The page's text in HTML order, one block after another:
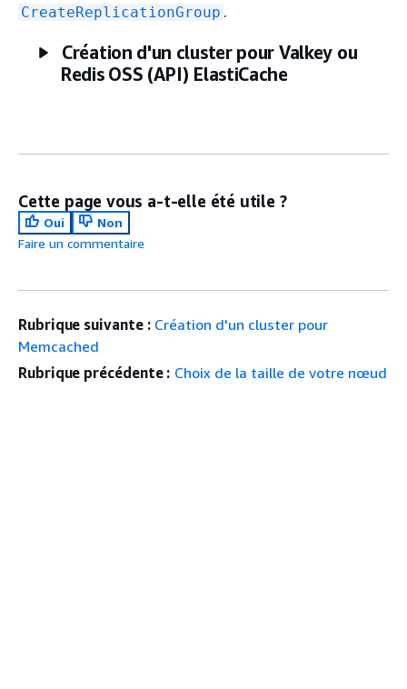
CreateReplicationGroup .
Création d'un cluster pour Valkey ou
Redis OSS (API) ElastiCache
Cette page vous a-t-elle été utile ?
Oui
Non
Faire un commentaire
Rubrique suivante : Création d'un cluster pour
Memcached
Rubrique précédente : Choix de la taille de votre nœud